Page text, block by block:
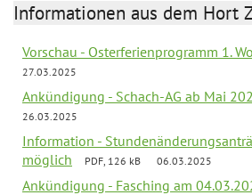
Informationen aus dem Hort
Vorschau - Osterferienprogramm 1.
27.03.2025
Ankündigung - Schach-AG ab Mai
26.03.2025
Information -
möglich
PDF, 126 kB 06.03.2025
Ankündigung - Fasching am